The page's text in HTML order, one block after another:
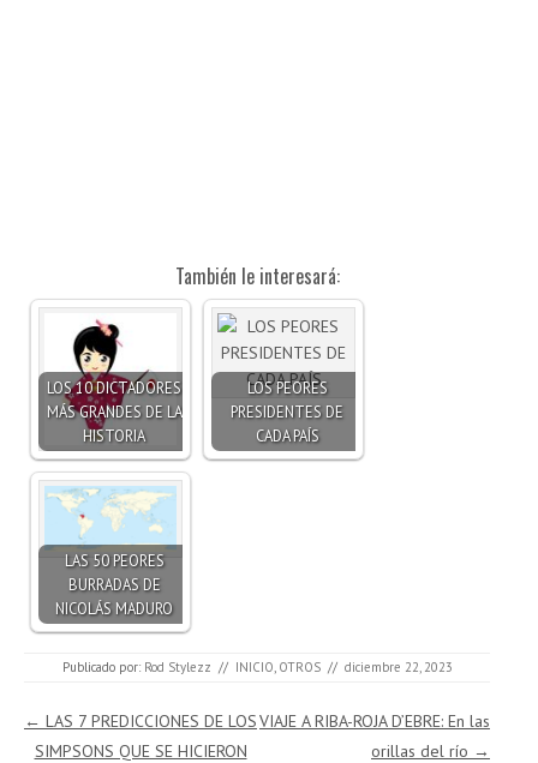
También le interesará:
LOS 10 DICTADORES
MÁS GRANDES DE LA
HISTORIA
LOS PEORES
PRESIDENTES DE
CADA PAÍS
LAS 50 PEORES
BURRADAS DE
NICOLÁS MADURO
Publicado por: Rod Stylezz // INICIO OTROS // diciembre 22, 2023
Navegación de entradas
← LAS 7 PREDICCIONES DE LOS
SIMPSONS QUE SE HICIERON
VIAJE A RIBA-ROJA D’EBRE: En las
orillas del río →